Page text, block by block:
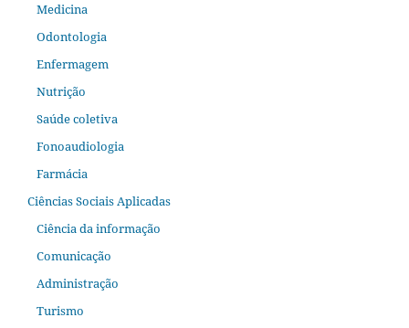
Medicina
Odontologia
Enfermagem
Nutrição
Saúde coletiva
Fonoaudiologia
Farmácia
Ciências Sociais Aplicadas
Ciência da informação
Comunicação
Administração
Turismo